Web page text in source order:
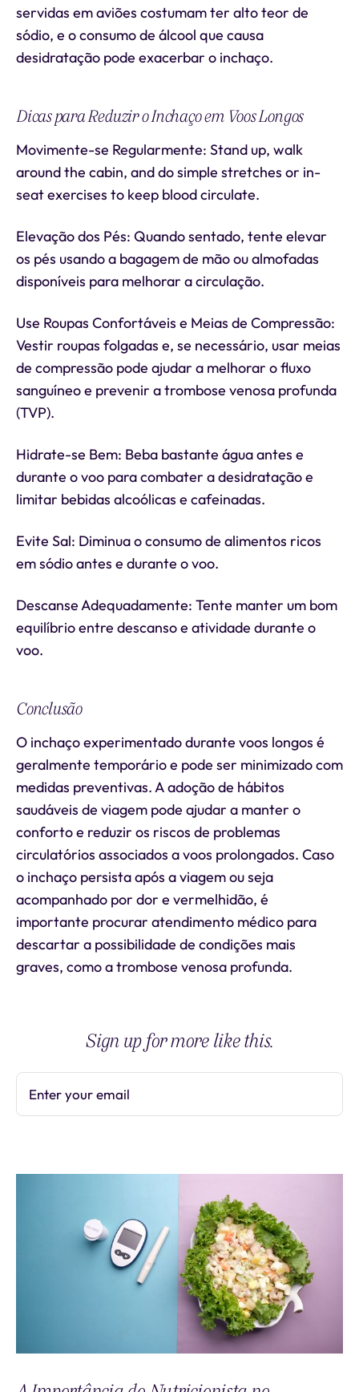
servidas em aviões costumam ter alto teor de
sódio, e o consumo de álcool que causa
desidratação pode exacerbar o inchaço.
Dicas para Reduzir o Inchaço em Voos Longos
Movimente-se Regularmente: Stand up, walk
around the cabin, and do simple stretches or in-
seat exercises to keep blood circulate.
Elevação dos Pés: Quando sentado, tente elevar
os pés usando a bagagem de mão ou almofadas
disponíveis para melhorar a circulação.
Use Roupas Confortáveis e Meias de Compressão:
Vestir roupas folgadas e, se necessário, usar meias
de compressão pode ajudar a melhorar o fluxo
sanguíneo e prevenir a trombose venosa profunda
(TVP).
Hidrate-se Bem: Beba bastante água antes e
durante o voo para combater a desidratação e
limitar bebidas alcoólicas e cafeinadas.
Evite Sal: Diminua o consumo de alimentos ricos
em sódio antes e durante o voo.
Descanse Adequadamente: Tente manter um bom
equilíbrio entre descanso e atividade durante o
voo.
Conclusão
O inchaço experimentado durante voos longos é
geralmente temporário e pode ser minimizado com
medidas preventivas. A adoção de hábitos
saudáveis de viagem pode ajudar a manter o
conforto e reduzir os riscos de problemas
circulatórios associados a voos prolongados. Caso
o inchaço persista após a viagem ou seja
acompanhado por dor e vermelhidão, é
importante procurar atendimento médico para
descartar a possibilidade de condições mais
graves, como a trombose venosa profunda.
Sign up for more like this.
Enter your email